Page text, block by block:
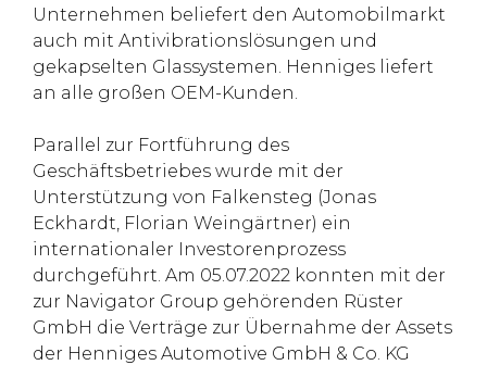
Unternehmen beliefert den Automobilmarkt
auch mit Antivibrationslösungen und
gekapselten Glassystemen. Henniges liefert
an alle großen OEM-Kunden.
Parallel zur Fortführung des
Geschäftsbetriebes wurde mit der
Unterstützung von Falkensteg (Jonas
Eckhardt, Florian Weingärtner) ein
internationaler Investorenprozess
durchgeführt. Am 05.07.2022 konnten mit der
zur Navigator Group gehörenden Rüster
GmbH die Verträge zur Übernahme der Assets
der Henniges Automotive GmbH & Co. KG